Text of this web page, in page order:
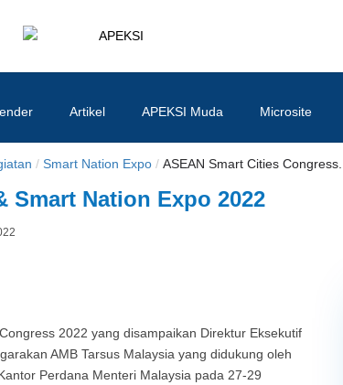
APEKSI
Artikel APEKSI Muda Microsite
/ Smart Nation Expo / ASEAN Smart Cities Congress...
Smart Nation Expo 2022
2022 yang disampaikan Direktur Eksekutif
AMB Tarsus Malaysia yang didukung oleh
Perdana Menteri Malaysia pada 27-29